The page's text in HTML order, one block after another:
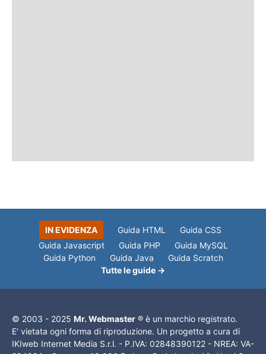
IN EVIDENZA Guida HTML
Guida CSS
Guida Javascript
Guida PHP
Guida MySQL
Guida Python
Guida Java
Guida Scratch
Tutte le guide →
© 2003 - 2025 Mr. Webmaster ® è un marchio registrato.
E' vietata ogni forma di riproduzione. Un progetto a cura di
IKIweb Internet Media S.r.l. - P.IVA: 02848390122 - NREA: VA-